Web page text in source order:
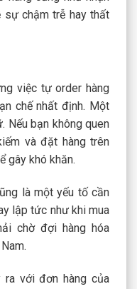
sự chậm trễ hay thất
việc tự order hàng
chế nhất định. Một
Nếu bạn không quen
và đặt hàng trên
gây khó khăn.
là một yếu tố cần
lập tức như khi mua
chờ đợi hàng hóa
ra với đơn hàng của